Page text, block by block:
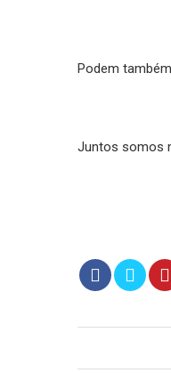
Podem
Juntos somos